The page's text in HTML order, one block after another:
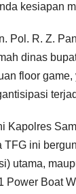
kesiapan
Pol. R. Z.
dinas
floor
Kapolres
TFG ini
utama,
Power Boat